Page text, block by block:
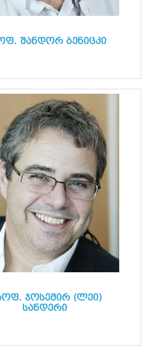
შანდორ ბენიცკი
ჯოსემირ (ლეი)
სანდერი